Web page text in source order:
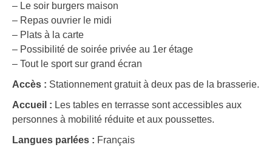
– Le soir burgers maison
– Repas ouvrier le midi
– Plats à la carte
– Possibilité de soirée privée au 1er étage
– Tout le sport sur grand écran
Accès : Stationnement gratuit à deux pas de la brasserie.
Accueil : Les tables en terrasse sont accessibles aux
personnes à mobilité réduite et aux poussettes.
Langues parlées : Français